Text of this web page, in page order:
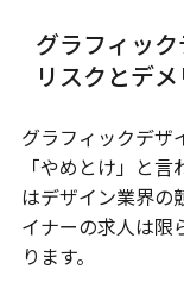
グラフィッ
リスクとデ
グラフィックデザ
「やめとけ」と
はデザイン業界の
イナーの求人は限
ります。